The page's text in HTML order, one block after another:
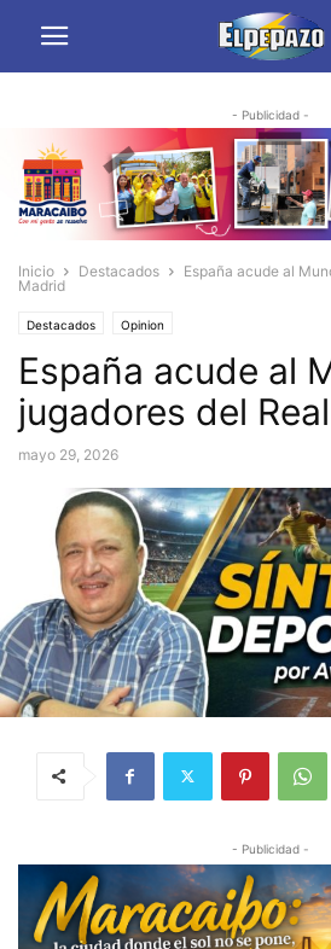
- Publicidad -
Inicio Destacados
España acude al
Madrid
Destacados Opinion
España acude al
jugadores del
mayo 29, 2026
- Publicidad -